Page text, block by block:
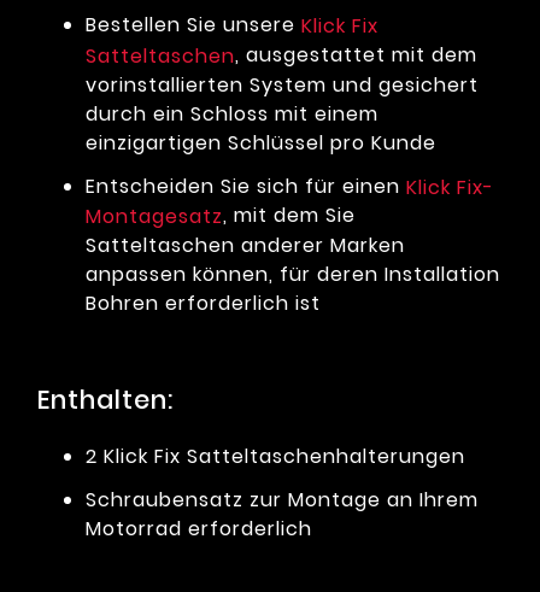
Bestellen Sie unsere Klick Fix
Satteltaschen, ausgestattet mit dem
vorinstallierten System und gesichert
durch ein Schloss mit einem
einzigartigen Schlüssel pro Kunde
Entscheiden Sie sich für einen Klick Fix-
Montagesatz, mit dem Sie
Satteltaschen anderer Marken
anpassen können, für deren Installation
Bohren erforderlich ist
Enthalten:
2 Klick Fix Satteltaschenhalterungen
Schraubensatz zur Montage an Ihrem
Motorrad erforderlich